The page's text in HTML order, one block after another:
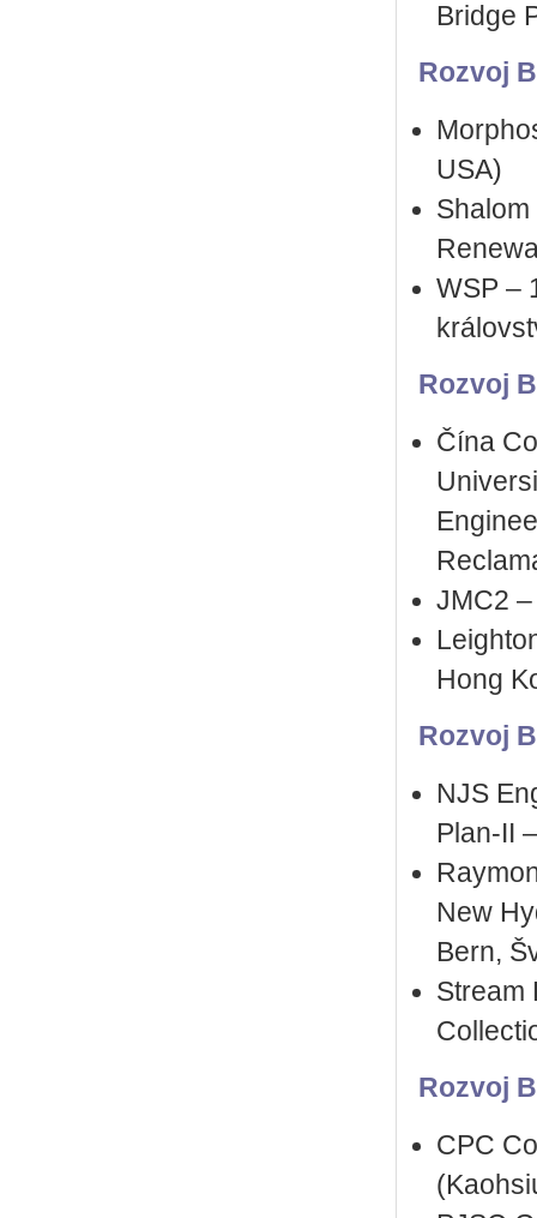
Bridge
Rozvoj
USA)
WSP –
Rozvoj
Čína
JMC2
Hong
Rozvoj
NJS
Plan-II
New
Bern,
Stream
Rozvoj
CPC